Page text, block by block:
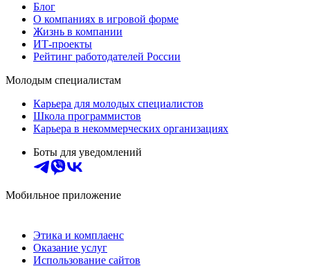
Блог
О компаниях в игровой форме
Жизнь в компании
ИТ-проекты
Рейтинг работодателей России
Молодым специалистам
Карьера для молодых специалистов
Школа программистов
Карьера в некоммерческих организациях
Боты для уведомлений
Мобильное приложение
Этика и комплаенс
Оказание услуг
Использование сайтов